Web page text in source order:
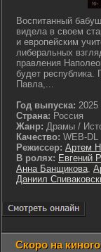
Воспитанный
видела в своем
и европейским
либеральных
правления
будет республика.
Павла,...
Год выпуска: 2025
Страна: Россия
Жанр: Драмы /
Качество: WEB-DL
Режиссер: Артем
В ролях: Евгений
Анна Банщикова,
Даниил
Скоро на киного